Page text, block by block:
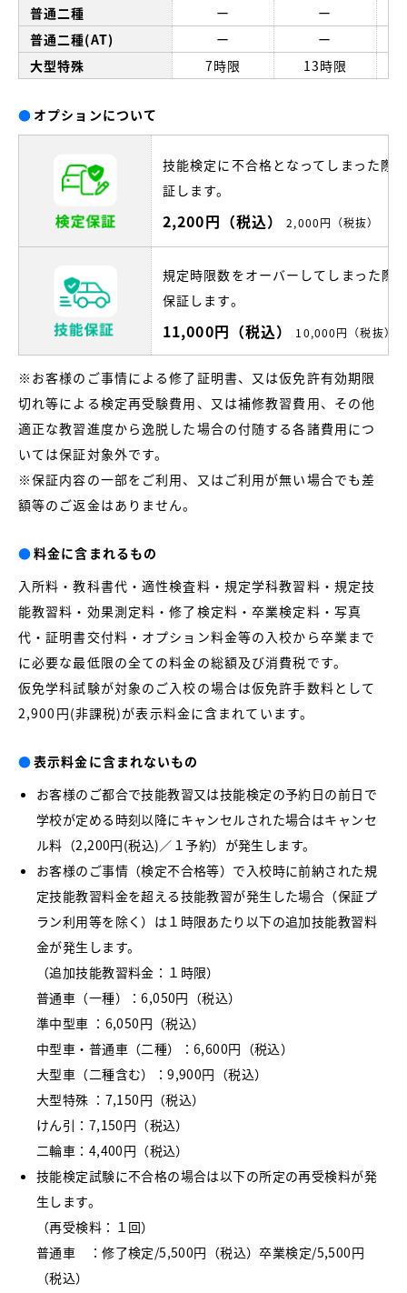
普通二種 ー ー
普通二種(AT)
ー ー
大型特殊
7時限 13時限
● オプションについて
技能検定に不合格となってしまった際
証します。
2,200円（税込） 2,000円（税抜）
規定時限数をオーバーしてしまった際
保証します。
11,000円（税込） 10,000円（税抜）
※お客様のご事情による修了証明書、又は仮免許有効期限
切れ等による検定再受験費用、又は補修教習費用、その他
適正な教習進度から逸脱した場合の付随する各諸費用につ
いては保証対象外です。
※保証内容の一部をご利用、又はご利用が無い場合でも差
額等のご返金はありません。
●料金に含まれるもの
入所料・教科書代・適性検査料・規定学科教習料・規定技
能教習料・効果測定料・修了検定料・卒業検定料・写真
代・証明書交付料・オプション料金等の入校から卒業まで
に必要な最低限の全ての料金の総額及び消費税です。
仮免学科試験が対象のご入校の場合は仮免許手数料として
2,900円(非課税)が表示料金に含まれています。
●表示料金に含まれないもの
お客様のご都合で技能教習又は技能検定の予約日の前日で
学校が定める時刻以降にキャンセルされた場合はキャンセ
ル料（2,200円(税込)／１予約）が発生します。
お客様のご事情（検定不合格等）で入校時に前納された規
定技能教習料金を超える技能教習が発生した場合（保証プ
ラン利用等を除く）は１時限あたり以下の追加技能教習料
金が発生します。
（追加技能教習料金：１時限）
普通車（一種）：6,050円（税込）
準中型車 ：6,050円（税込）
中型車・普通車（二種）：6,600円（税込）
大型車（二種含む）：9,900円（税込）
大型特殊 ：7,150円（税込）
けん引：7,150円（税込）
二輪車：4,400円（税込）
技能検定試験に不合格の場合は以下の所定の再受検料が発
生します。
（再受検料：１回）
普通車 ：修了検定/5,500円（税込）卒業検定/5,500円
（税込）